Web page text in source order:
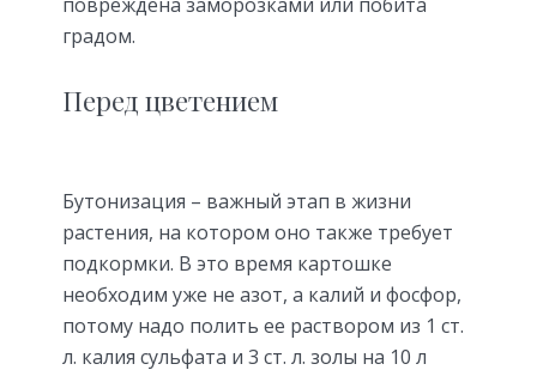
градом.
Перед цветением
Бутонизация – важный этап в жизни
растения, на котором оно также требует
подкормки. В это время картошке
необходим уже не азот, а калий и фосфор,
потому надо полить ее раствором из 1 ст.
л. калия сульфата и 3 ст. л. золы на 10 л